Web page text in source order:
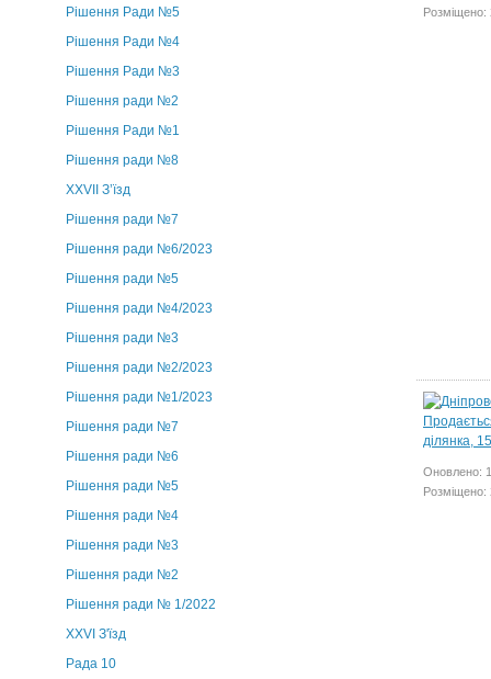
Рішення Ради №5
Рішення Ради №4
Рішення Ради №3
Рішення ради №2
Рішення Ради №1
Рішення ради №8
ХХVII З’їзд
Рішення ради №7
Рішення ради №6/2023
Рішення ради №5
Рішення ради №4/2023
Рішення ради №3
Рішення ради №2/2023
Рішення ради №1/2023
Рішення ради №7
Рішення ради №6
Рішення ради №5
Рішення ради №4
Рішення ради №3
Рішення ради №2
Рішення ради № 1/2022
XXVI З'їзд
Рада 10
Розміщено:
Оновлено:
Розміщено: